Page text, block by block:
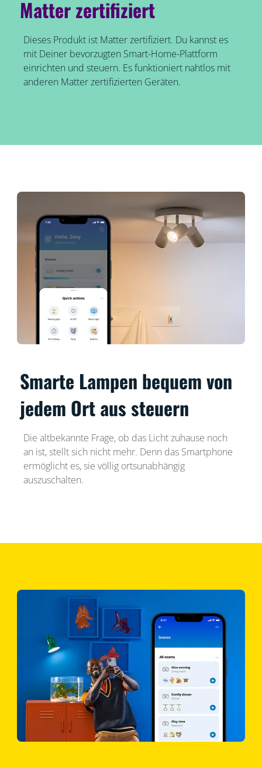
Matter zertifiziert
Dieses Produkt ist Matter zertifiziert. Du kannst es
mit Deiner bevorzugten Smart-Home-Plattform
einrichten und steuern. Es funktioniert nahtlos mit
anderen Matter zertifizierten Geräten.
Smarte Lampen bequem von
jedem Ort aus steuern
Die altbekannte Frage, ob das Licht zuhause noch
an ist, stellt sich nicht mehr. Denn das Smartphone
ermöglicht es, sie völlig ortsunabhängig
auszuschalten.